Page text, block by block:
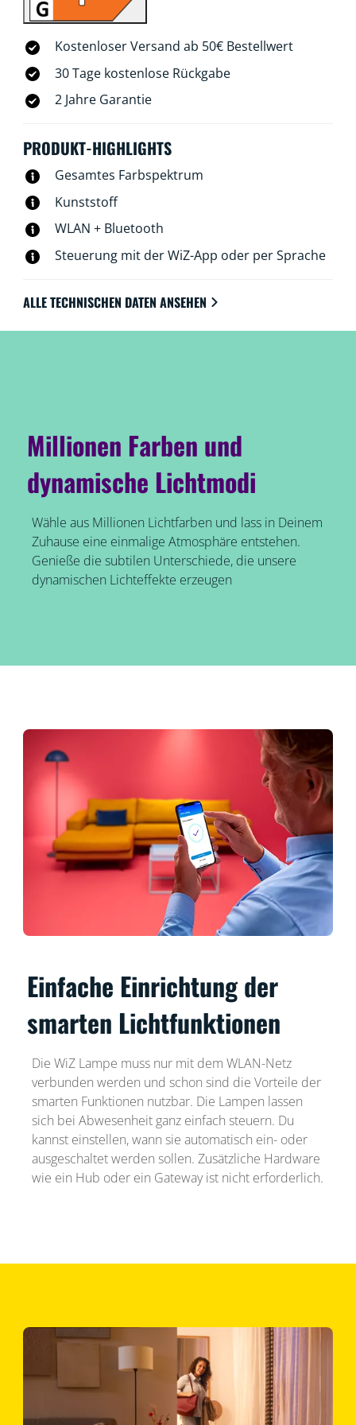
ist keine zusätzliche Hardware erforderlich.
Kostenloser Versand ab 50€ Bestellwert
30 Tage kostenlose Rückgabe
2 Jahre Garantie
PRODUKT-HIGHLIGHTS
Gesamtes Farbspektrum
Kunststoff
WLAN + Bluetooth
Steuerung mit der WiZ-App oder per Sprache
ALLE TECHNISCHEN DATEN ANSEHEN
Millionen Farben und
dynamische Lichtmodi
Wähle aus Millionen Lichtfarben und lass in Deinem
Zuhause eine einmalige Atmosphäre entstehen.
Genieße die subtilen Unterschiede, die unsere
dynamischen Lichteffekte erzeugen
Einfache Einrichtung der
smarten Lichtfunktionen
Die WiZ Lampe muss nur mit dem WLAN-Netz
verbunden werden und schon sind die Vorteile der
smarten Funktionen nutzbar. Die Lampen lassen
sich bei Abwesenheit ganz einfach steuern. Du
kannst einstellen, wann sie automatisch ein- oder
ausgeschaltet werden sollen. Zusätzliche Hardware
wie ein Hub oder ein Gateway ist nicht erforderlich.